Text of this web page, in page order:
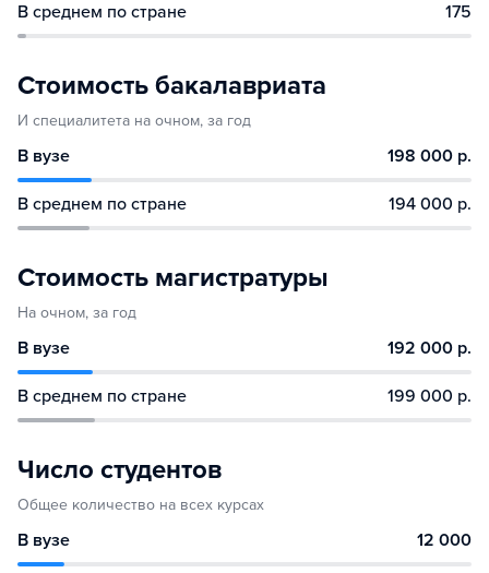
В среднем по стране 175
Стоимость бакалавриата
И специалитета на очном, за год
В вузе 198 000 р.
В среднем по стране 194 000 р.
Стоимость магистратуры
На очном, за год
В вузе 192 000 р.
В среднем по стране 199 000 р.
Число студентов
Общее количество на всех курсах
В вузе 12 000